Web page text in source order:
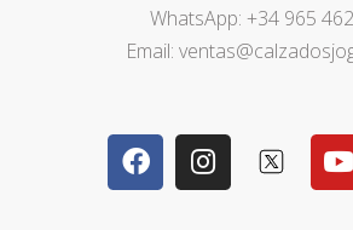
WhatsApp: +34 965
Email: